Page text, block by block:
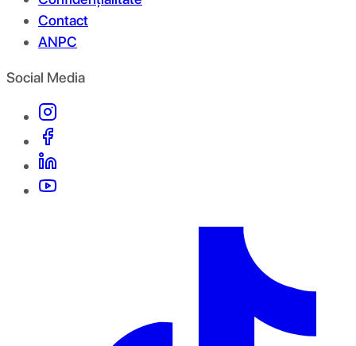
Contact
ANPC
Social Media